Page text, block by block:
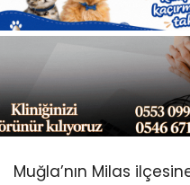
Muğla’nın Milas